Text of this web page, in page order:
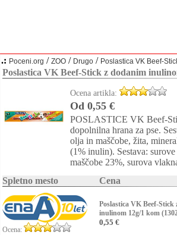
.: Poceni.org / ZOO / Drugo / Poslastica VK Beef-
Poslastica VK Beef-Stick z dodanim
Ocena artikla:
Od 0,55 €
POSLASTICE VK Beef-
dopolnilna hrana za pse.
olja in maščobe, žita,
(1% inulin). Sestava:
maščobe 23%, surova
Spletno mesto
Cena
Ocena:
Poslastica VK Beef-Stick
inulinom 12g/1 kom
0,55 €